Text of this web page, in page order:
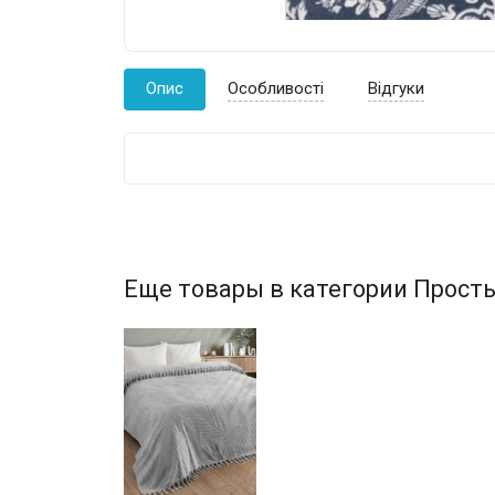
Опис Особливості Відгуки
Еще товары в категории